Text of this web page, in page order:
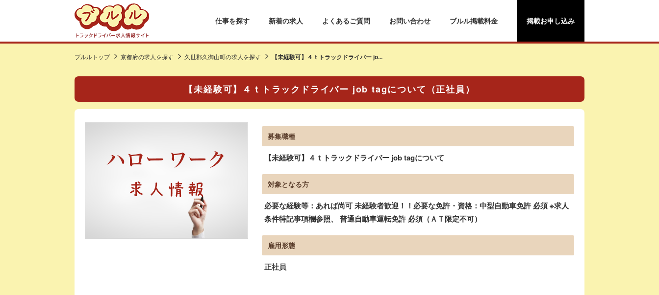
仕事を探す 新着の求人 よくあるご質問 お問い合わせ ブルル掲載料金 掲載お申し込み
ブルルトップ 京都府の求人を探す 久世郡久御山町の求人を探す 【未経験可】４ｔトラックドライバー jo...
【未経験可】４ｔトラックドライバー job tagについて（正社員）
募集職種
【未経験可】４ｔトラックドライバー job tagについて
対象となる方
必要な経験等：あれば尚可 未経験者歓迎！！必要な免許・資格：中型自動車免許 必須 ※求人
条件特記事項欄参照、 普通自動車運転免許 必須（ＡＴ限定不可）
雇用形態
正社員